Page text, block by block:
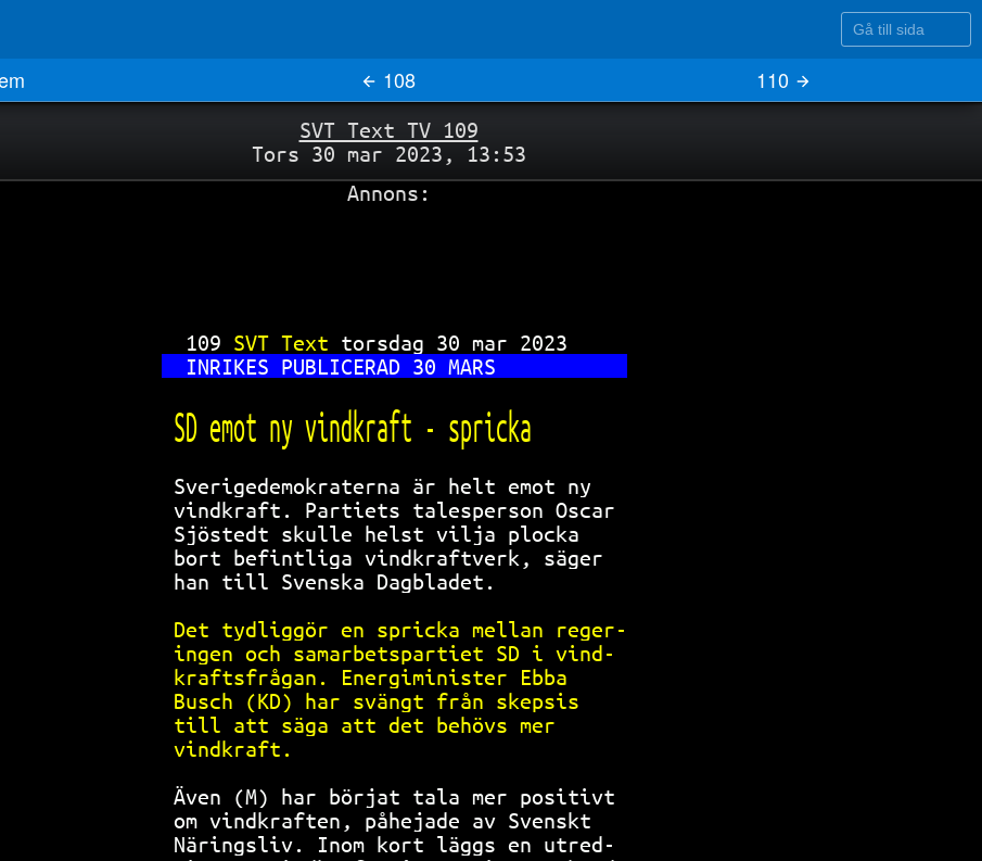
SVT Text TV 109
Tors 30 mar 2023, 13:53
Annons:
109 SVT Text torsdag 30 mar 2023
INRIKES PUBLICERAD 30 MARS
SD emot ny vindkraft - spricka
Sverigedemokraterna är helt emot ny
vindkraft. Partiets talesperson Oscar
Sjöstedt skulle helst vilja plocka
bort befintliga vindkraftverk, säger
han till Svenska Dagbladet.
Det tydliggör en spricka mellan reger-
ingen och samarbetspartiet SD i vind-
kraftsfrågan. Energiminister Ebba
Busch (KD) har svängt från skepsis
till att säga att det behövs mer
vindkraft.
Även (M) har börjat tala mer positivt
om vindkraften, påhejade av Svenskt
Näringsliv. Inom kort läggs en utred-
Gå till sida
108 110